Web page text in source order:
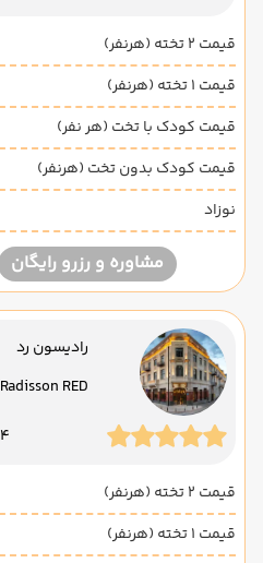
قیمت 2 تخته (هرنفر)
قیمت 1 تخته (هرنفر)
قیمت کودک با تخت (هر نفر)
قیمت کودک بدون تخت (هرنفر)
نوزاد
مشاوره و رزرو رایگان
رادیسون رد
Radisson RED
4 شب
قیمت 2 تخته (هرنفر)
قیمت 1 تخته (هرنفر)